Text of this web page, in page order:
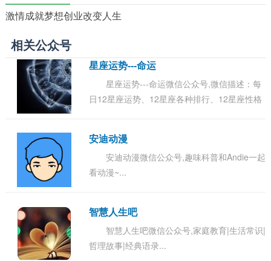
激情成就梦想创业改变人生
相关公众号
星座运势---命运
星座运势---命运微信公众号,微信描述：每
日12星座运势、12星座各种排行、12星座性格
安迪动漫
安迪动漫微信公众号,趣味科普和Andie一起
看动漫~...
智慧人生吧
智慧人生吧微信公众号,家庭教育|生活常识|
哲理故事|经典语录...